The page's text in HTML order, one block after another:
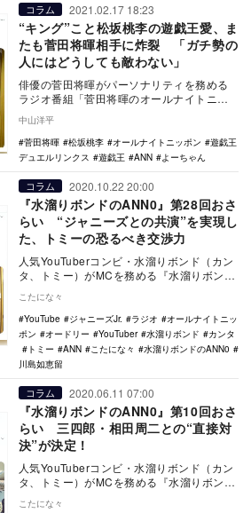
コラム 2021.02.17 18:23
“キング”こと松坂桃李の遊戯王愛、ま
たも菅田将暉相手に炸裂 「ガチ勢の
人にはどうしても敵わない」
俳優の菅田将暉がパーソナリティを務める
ラジオ番組「菅田将暉のオールナイトニッ
ポン」（ニッポン放送）の2月15日放送回に
俳優の松坂…
中山洋平
菅田将暉
松坂桃李 オールナイトニッポン
遊戯王
デュエルリンクス
遊戯王 ANN よーちゃん
コラム 2020.10.22 20:00
『水溜りボンドのANN0』第28回おさ
らい “ジャニーズとの共演”を実現し
た、トミーの恐るべき交渉力
人気YouTuberコンビ・水溜りボンド（カン
タ、トミー）がMCを務める『水溜りボンド
10…
こたにな々
YouTube
ジャニーズJr. ラジオ
オールナイトニッ
ポン
オードリー YouTuber 水溜りボンド
カンタ
トミー
ANN こたにな々
水溜りボンドのANN0
川島如恵留
コラム 2020.06.11 07:00
『水溜りボンドのANN0』第10回おさ
らい 三四郎・相田周二との“直接対
決”が決定！
人気YouTuberコンビ・水溜りボンド（カン
タ、トミー）がMCを務める『水溜りボンド
月…
こたにな々